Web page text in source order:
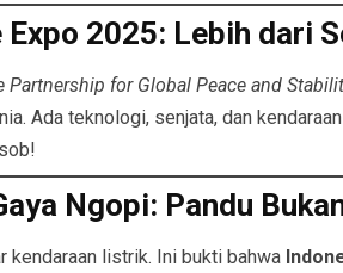
2025: Lebih dari
Partnership for Global Peace and
Ada teknologi, senjata, dan
Ngopi: Pandu
kendaraan listrik. Ini bukti bahwa